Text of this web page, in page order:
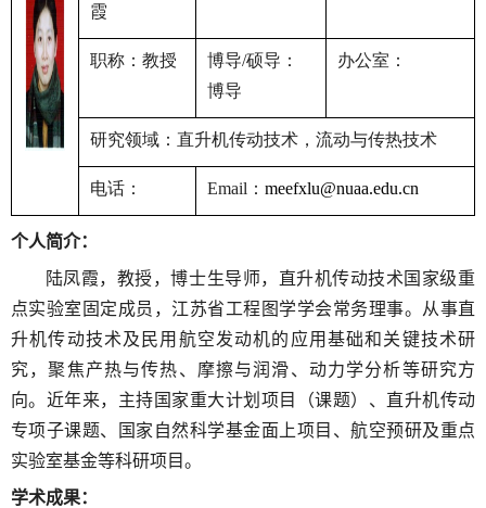
霞
职称：教授 博导/硕导：
博导
办公室：
研究领域：直升机传动技术，流动与传热技术
电话： Email ： meefxlu@nuaa.edu.cn
个人简介：
陆凤霞， 教授，博士生导师，直升机传动技术国家级重
点实验室固定成员，江苏省工程图学学会常务理事。 从事直
升机传动技术及民用航空发动机的应用基础和关键技术研
究，聚焦产热与传热、摩擦与润滑、动力学分析等研究方
向。近年来， 主持 国家重大计划项目（课题）、直升机传动
专项子课题、
国家自然科学基金面上项目 、航空预研及重点
实验室基金等科研项目。
学术成果：